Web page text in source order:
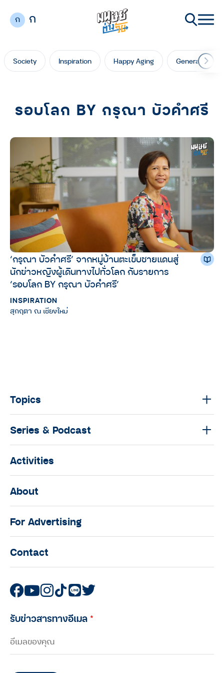
ก ก
Society Inspiration Happy Aging Generation
รอบโลก BY กรุณา บัวคำศรี
‘กรุณา บัวคำศรี’ จากหมู่บ้านตะเข็บชายแดนสู่
นักข่าวหญิงผู้เดินทางไปทั่วโลก กับรายการ
‘รอบโลก BY กรุณา บัวคำศรี’
INSPIRATION
สุกฤตา ณ เชียงใหม่
Topics
Series & Podcast
Activities
About
For Advertising
Contact
รับข่าวสารทางอีเมล*